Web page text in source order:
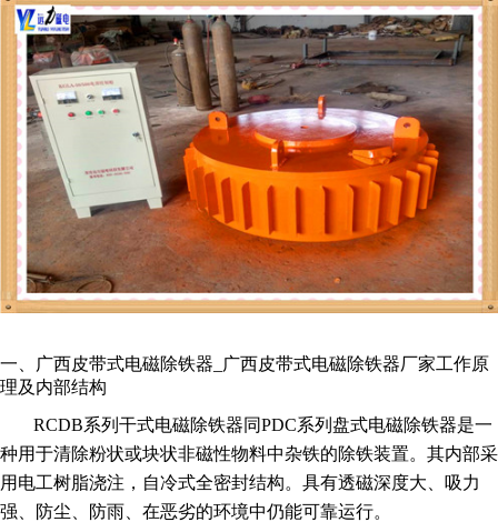
一、广西皮带式电磁除铁器_广西皮带式电磁除铁器厂家工作原
理及内部结构
RCDB系列干式电磁除铁器同PDC系列盘式电磁除铁器是一
种用于清除粉状或块状非磁性物料中杂铁的除铁装置。其内部采
用电工树脂浇注，自冷式全密封结构。具有透磁深度大、吸力
强、防尘、防雨、在恶劣的环境中仍能可靠运行。